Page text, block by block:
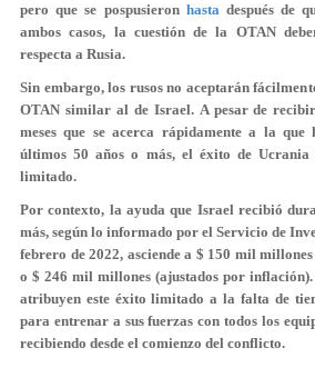
pero que se pospusieron hastadespués de
ambos casos, la cuestión de la OTAN
respecta a Rusia.
Sin embargo, los rusos no aceptarán
OTAN similar al de Israel. A pesar de
meses que se acerca rápidamente a la
últimos 50 años o más, el éxito de
limitado.
Por contexto, la ayuda que Israel recibió
más, según lo informado por el Servicio de
febrero de 2022, asciende a $ 150 mil
o $ 246 mil millones (ajustados por
atribuyen este éxito limitado a la falta de
para entrenar a sus fuerzas con todos los
recibiendo desde el comienzo del conflicto.